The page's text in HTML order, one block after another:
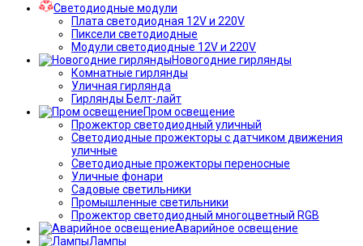
Светодиодные модули
Плата светодиодная 12V и 220V
Пиксели светодиодные
Модули светодиодные 12V и 220V
Новогодние гирлянды
Комнатные гирлянды
Уличная гирлянда
Гирлянды Белт-лайт
Пром освещение
Прожектор светодиодный уличный
Светодиодные прожекторы с датчиком движения
уличные
Светодиодные прожекторы переносные
Уличные фонари
Садовые светильники
Промышленные светильники
Прожектор светодиодный многоцветный RGB
Аварийное освещение
Лампы